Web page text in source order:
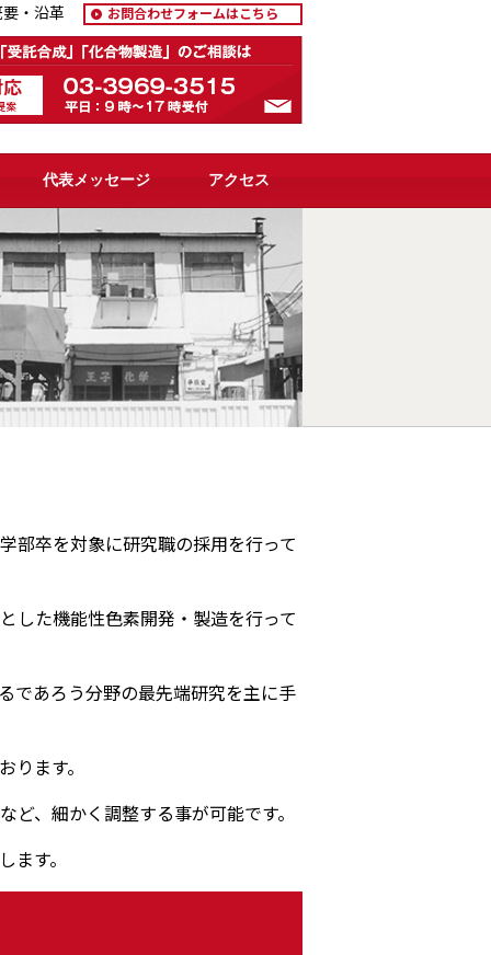
要・沿革 お問合わせフォームはこちら
代表メッセージ アクセス
部卒を対象に研究職の採用を行って
した機能性色素開発・製造を行って
であろう分野の最先端研究を主に手
ります。
、細かく調整する事が可能です。
ます。